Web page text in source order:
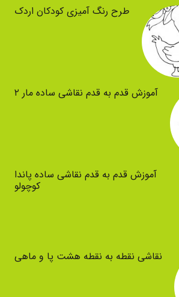
طرح رنگ آمیزی کودکان اردک
آموزش قدم به قدم نقاشی ساده مار ۲
آموزش قدم به قدم نقاشی ساده پاندا
کوچولو
نقاشی نقطه به نقطه هشت پا و ماهی